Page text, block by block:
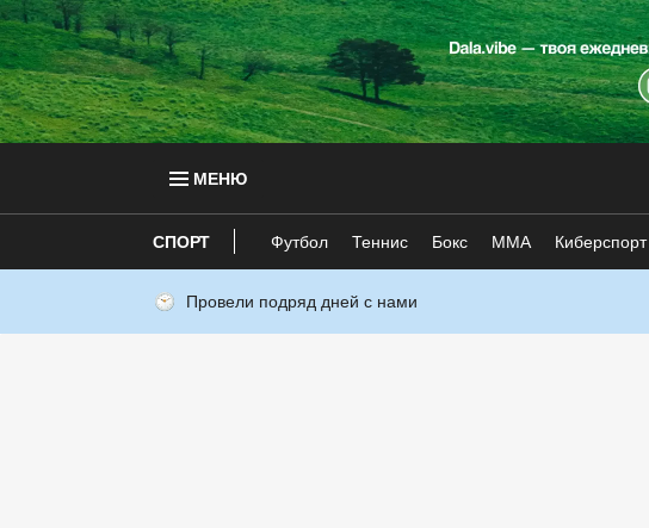
МЕНЮ
СПОРТ Футбол Теннис Бокс ММА Киберспорт
Провели подряд дней с нами